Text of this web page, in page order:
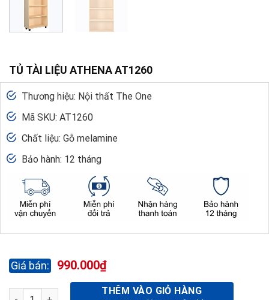
TỦ TÀI LIỆU ATHENA AT1260
Thương hiệu: Nội thất The One
Mã SKU: AT1260
Chất liệu: Gỗ melamine
Bảo hành: 12 tháng
990.000₫
TỦ TÀI LIỆU ATHENA AT1260 số lượng
THÊM VÀO GIỎ HÀNG